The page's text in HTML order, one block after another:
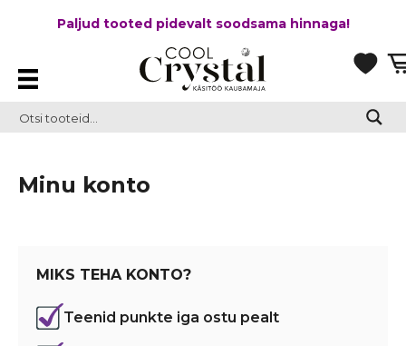
Paljud tooted pidevalt soodsama hinnaga!
Minu konto
MIKS TEHA KONTO?
Teenid punkte iga ostu pealt